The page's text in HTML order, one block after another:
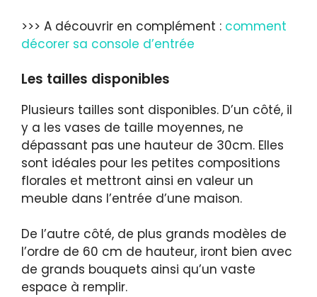
>>> A découvrir en complément : comment
décorer sa console d’entrée
Les tailles disponibles
Plusieurs tailles sont disponibles. D’un côté, il
y a les vases de taille moyennes, ne
dépassant pas une hauteur de 30cm. Elles
sont idéales pour les petites compositions
florales et mettront ainsi en valeur un
meuble dans l’entrée d’une maison.
De l’autre côté, de plus grands modèles de
l’ordre de 60 cm de hauteur, iront bien avec
de grands bouquets ainsi qu’un vaste
espace à remplir.